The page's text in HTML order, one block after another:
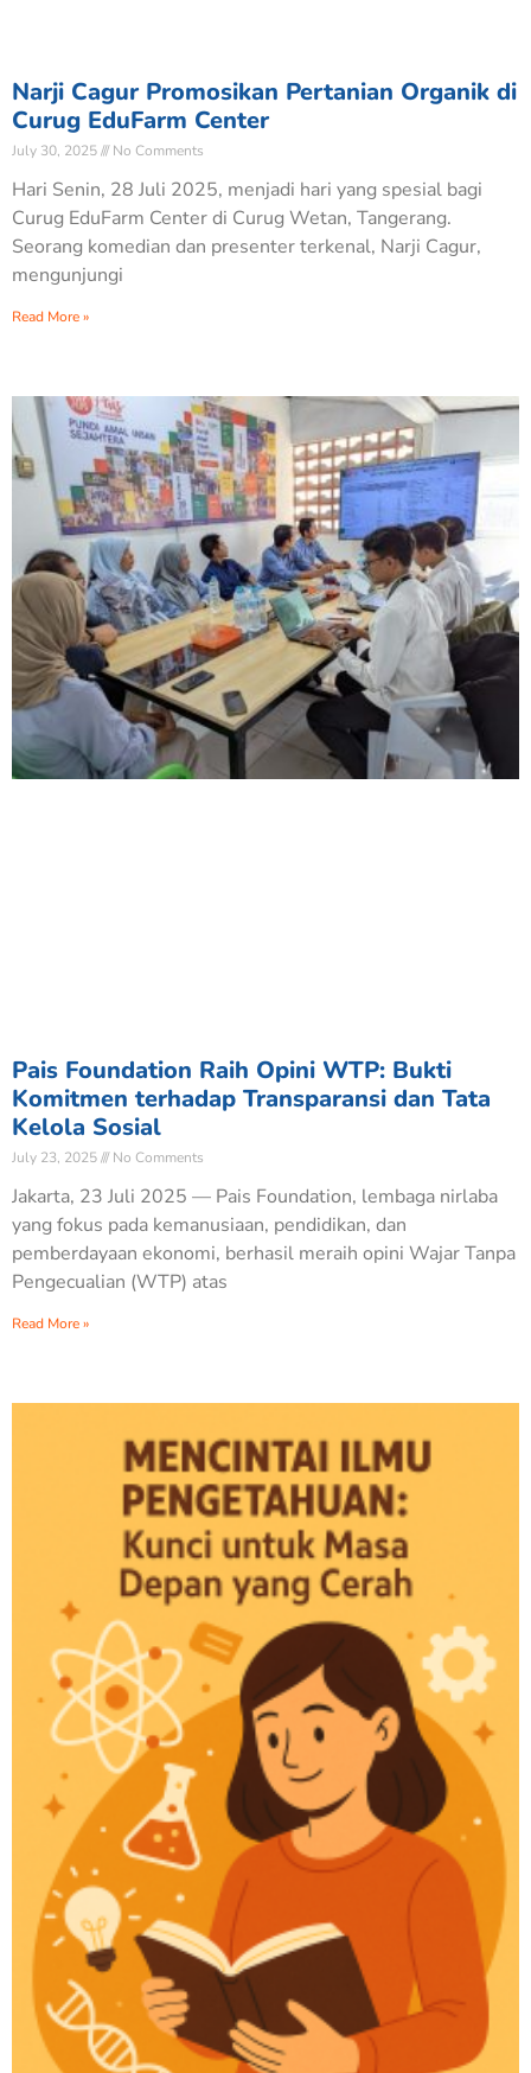
Narji Cagur Promosikan Pertanian Organik di
Curug EduFarm Center
July 30, 2025 No Comments
Hari Senin, 28 Juli 2025, menjadi hari yang spesial bagi
Curug EduFarm Center di Curug Wetan, Tangerang.
Seorang komedian dan presenter terkenal, Narji Cagur,
mengunjungi
Read More »
Pais Foundation Raih Opini WTP: Bukti
Komitmen terhadap Transparansi dan Tata
Kelola Sosial
July 23, 2025 No Comments
Jakarta, 23 Juli 2025 — Pais Foundation, lembaga nirlaba
yang fokus pada kemanusiaan, pendidikan, dan
pemberdayaan ekonomi, berhasil meraih opini Wajar Tanpa
Pengecualian (WTP) atas
Read More »